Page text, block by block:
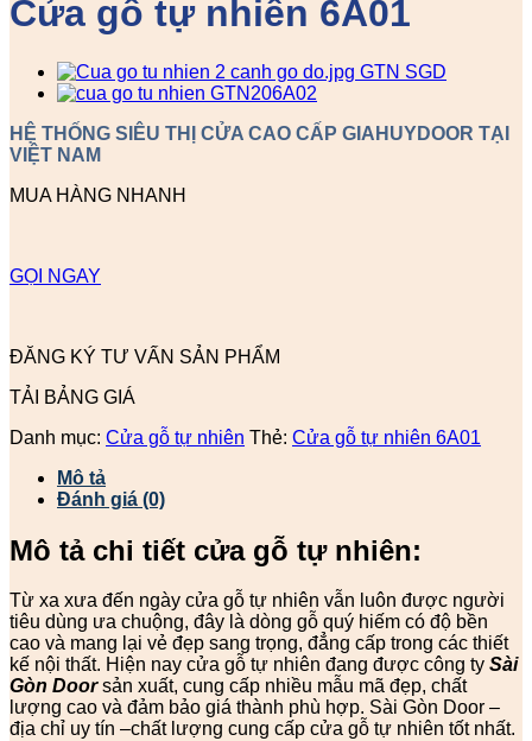
Cửa gỗ tự nhiên 6A01
HỆ THỐNG SIÊU THỊ CỬA CAO CẤP GIAHUYDOOR TẠI
VIỆT NAM
MUA HÀNG NHANH
GỌI NGAY
ĐĂNG KÝ TƯ VẤN SẢN PHẨM
TẢI BẢNG GIÁ
Danh mục: Cửa gỗ tự nhiên Thẻ: Cửa gỗ tự nhiên 6A01
Mô tả
Đánh giá (0)
Mô tả chi tiết cửa gỗ tự nhiên:
Từ xa xưa đến ngày cửa gỗ tự nhiên vẫn luôn được người
tiêu dùng ưa chuộng, đây là dòng gỗ quý hiếm có độ bền
cao và mang lại vẻ đẹp sang trọng, đẳng cấp trong các thiết
kế nội thất. Hiện nay cửa gỗ tự nhiên đang được công ty Sài
Gòn Doorsản xuất, cung cấp nhiều mẫu mã đẹp, chất
lượng cao và đảm bảo giá thành phù hợp. Sài Gòn Door –
địa chỉ uy tín –chất lượng cung cấp cửa gỗ tự nhiên tốt nhất.